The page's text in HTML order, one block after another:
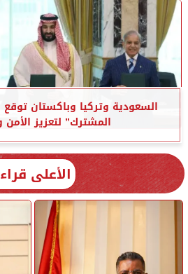
السعودية وتركيا وباكستان توقع
المشترك” لتعزيز الأمن
الأعلى